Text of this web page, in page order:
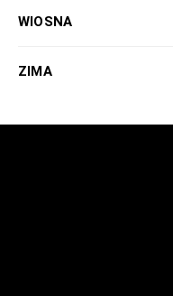
WIOSNA
ZIMA